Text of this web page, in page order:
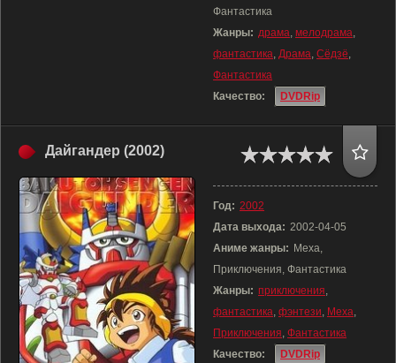
Фантастика
Жанры: драма, мелодрама,
фантастика, Драма, Сёдзё,
Фантастика
Качество:
DVDRip
Дайгандер (2002)
Год: 2002
Дата выхода: 2002-04-05
Аниме жанры: Меха,
Приключения, Фантастика
Жанры: приключения,
фантастика, фэнтези, Меха,
Приключения, Фантастика
Качество:
DVDRip